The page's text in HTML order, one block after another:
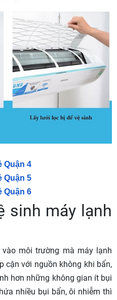
Quận 4
Quận 5
Quận 6
sinh máy lạnh
môi trường mà máy lạnh
cận với nguồn không khi bẩn,
hơn những không gian ít bụi
nhiều bụi bẩn, ôi nhiễm thì